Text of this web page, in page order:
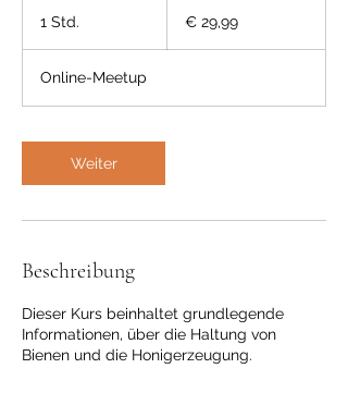
1 Std.
d
€ 29,99
Online-Meetup
Weiter
Beschreibung
Dieser Kurs beinhaltet grundlegende
Informationen, über die Haltung von
Bienen und die Honigerzeugung.